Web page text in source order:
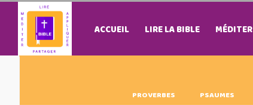
ACCUEIL LIRE LA BIBLE MÉDITER
PROVERBES PSAUMES